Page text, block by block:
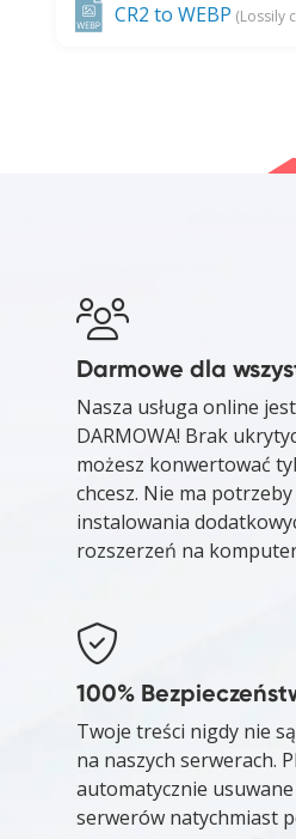
CR2 to WEBP (Lossily
Darmowe dla
Nasza usługa online
DARMOWA! Brak
możesz konwertować
chcesz. Nie ma
instalowania
rozszerzeń na
100%
Twoje treści nigdy nie
na naszych serwerach.
automatycznie usuwane
serwerów natychmiast